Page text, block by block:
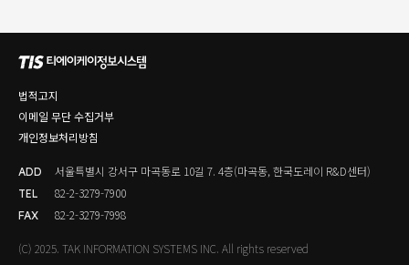
법적고지
이메일 무단 수집거부
개인정보처리방침
ADD 서울특별시 강서구 마곡동로 10길 7. 4층(마곡동, 한국도레이 R&D센터)
TEL 82-2-3279-7900
FAX 82-2-3279-7998
(C) 2025. TAK INFORMATION SYSTEMS INC. All rights reserved